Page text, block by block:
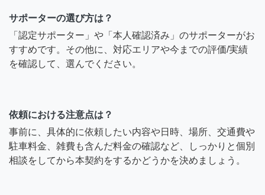
サポーターの選び方は？
「認定サポーター」や「本人確認済み」のサポーターがお
すすめです。その他に、対応エリアや今までの評価/実績
を確認して、選んでください。
依頼における注意点は？
事前に、具体的に依頼したい内容や日時、場所、交通費や
駐車料金、雑費も含んだ料金の確認など、しっかりと個別
相談をしてから本契約をするかどうかを決めましょう。